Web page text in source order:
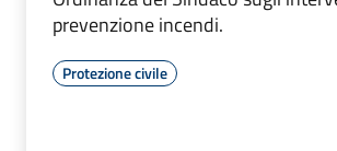
prevenzione incendi.
Protezione civile